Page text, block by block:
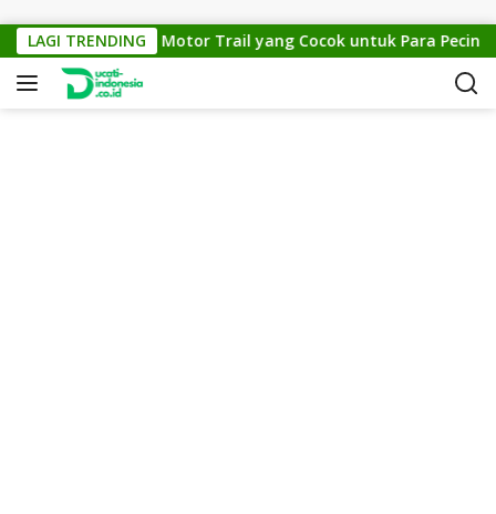
LAGI TRENDING
KTM Cross 150: Motor Trail yang Cocok untuk Para Pecinta